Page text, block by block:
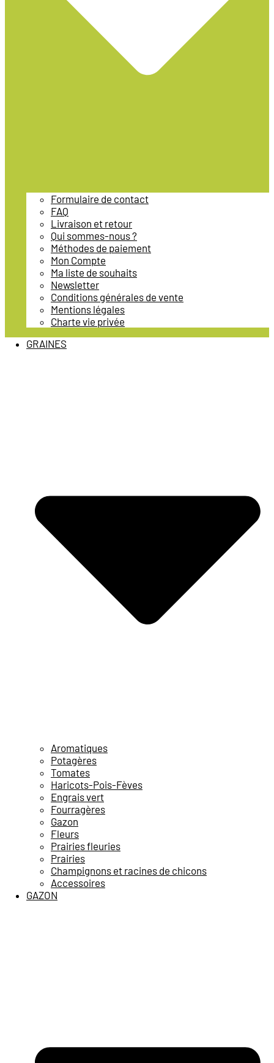
Formulaire de contact
FAQ
Livraison et retour
Qui sommes-nous ?
Méthodes de paiement
Mon Compte
Ma liste de souhaits
Newsletter
Conditions générales de vente
Mentions légales
Charte vie privée
GRAINES
Aromatiques
Potagères
Tomates
Haricots-Pois-Fèves
Engrais vert
Fourragères
Gazon
Fleurs
Prairies fleuries
Prairies
Champignons et racines de chicons
Accessoires
GAZON